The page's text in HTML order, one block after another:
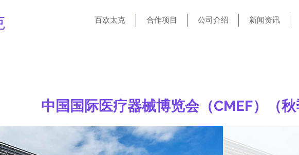
百欧太克 合作项目 公司介绍 新闻资讯
中国国际医疗器械博览会（CMEF）（秋